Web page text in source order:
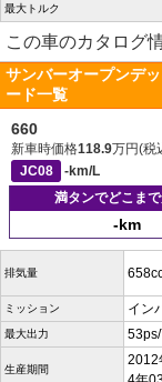
最大トルク
この車のカタログ
サンバーオープンデ
ード一覧
660
新車時価格118.9万円(税
JC08
-km/L
満タンでどこま
-km
排気量
ミッション イン
最大出力
生産期間
2012